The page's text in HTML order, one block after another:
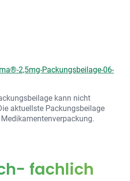
2,5mg-Packungsbeilage-06-
kann nicht
aktuellste Packungsbeilage
fachlich